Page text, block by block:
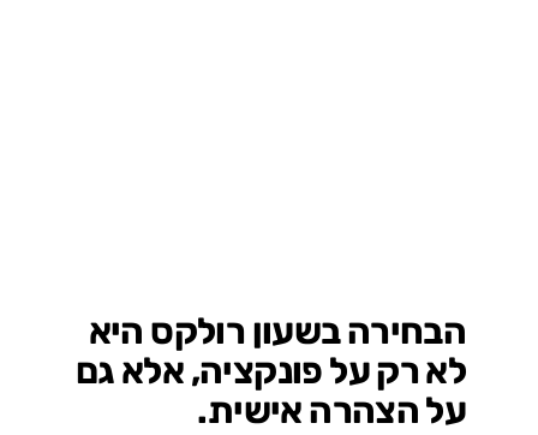
הבחירה בשעון רולקס היא
לא רק על פונקציה, אלא גם
על הצהרה אישית.